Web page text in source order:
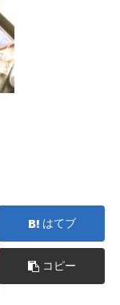
はてブ
コピー